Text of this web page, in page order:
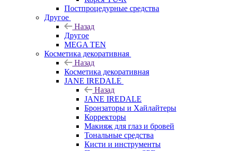
Постпроцедурные средства
Другое
Назад
Другое
MEGA TEN
Косметика декоративная
Назад
Косметика декоративная
JANE IREDALE
Назад
JANE IREDALE
Бронзаторы и Хайлайтеры
Корректоры
Макияж для глаз и бровей
Тональные средства
Кисти и инструменты